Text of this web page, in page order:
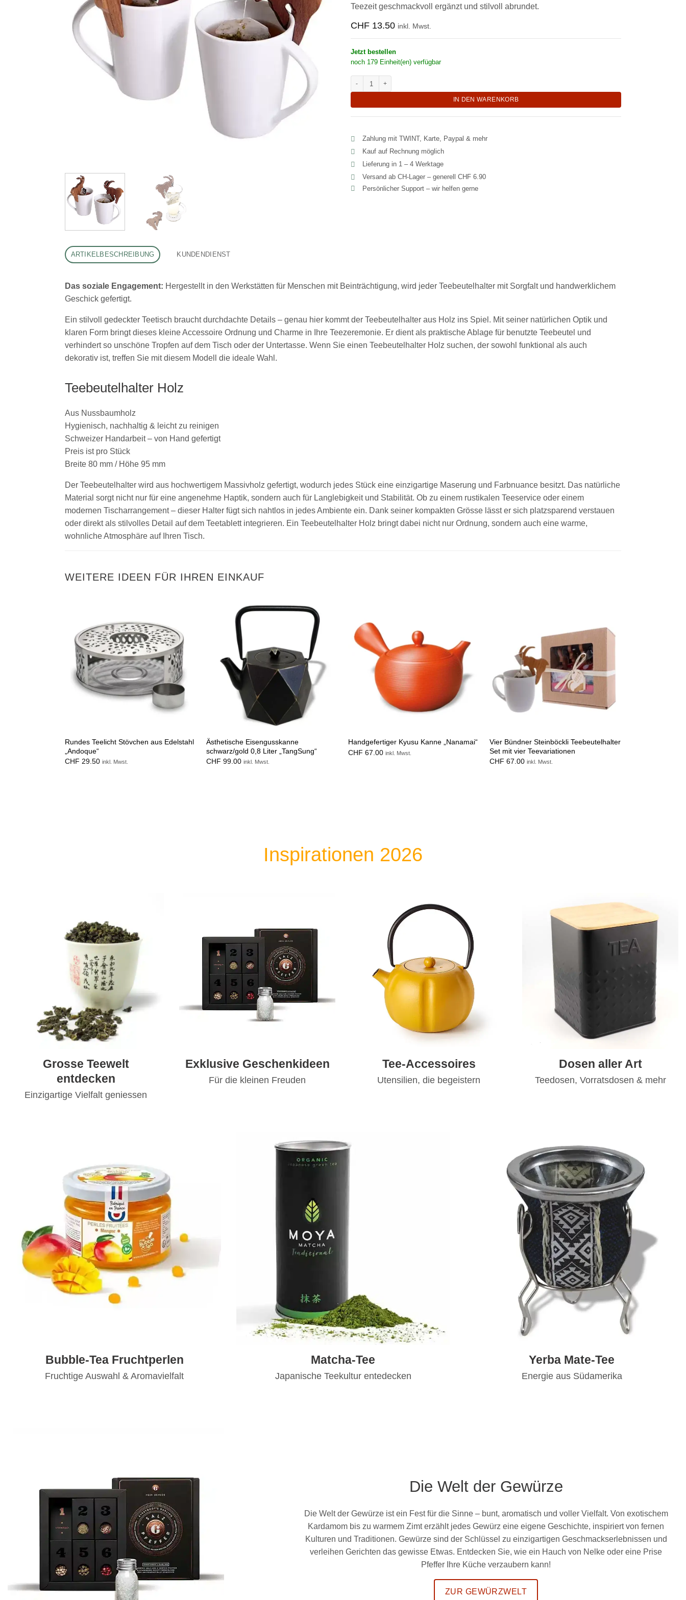
Teezeit geschmackvoll ergänzt und stilvoll abrundet.
CHF 13.50 inkl. Mwst.
Jetzt bestellen
noch 179 Einheit(en) verfügbar
IN DEN WARENKORB
Zahlung mit TWINT, Karte, Paypal & mehr
Kauf auf Rechnung möglich
Lieferung in 1 – 4 Werktage
Versand ab CH‑Lager – generell CHF 6.90
Persönlicher Support – wir helfen gerne
ARTIKELBESCHREIBUNG KUNDENDIENST
Das soziale Engagement: Hergestellt in den Werkstätten für Menschen mit Beinträchtigung, wird jeder Teebeutelhalter mit Sorgfalt und handwerklichem
Geschick gefertigt.
Ein stilvoll gedeckter Teetisch braucht durchdachte Details – genau hier kommt der Teebeutelhalter aus Holz ins Spiel. Mit seiner natürlichen Optik und
klaren Form bringt dieses kleine Accessoire Ordnung und Charme in Ihre Teezeremonie. Er dient als praktische Ablage für benutzte Teebeutel und
verhindert so unschöne Tropfen auf dem Tisch oder der Untertasse. Wenn Sie einen Teebeutelhalter Holz suchen, der sowohl funktional als auch
dekorativ ist, treffen Sie mit diesem Modell die ideale Wahl.
Teebeutelhalter Holz
Aus Nussbaumholz
Hygienisch, nachhaltig & leicht zu reinigen
Schweizer Handarbeit – von Hand gefertigt
Preis ist pro Stück
Breite 80 mm / Höhe 95 mm
Der Teebeutelhalter wird aus hochwertigem Massivholz gefertigt, wodurch jedes Stück eine einzigartige Maserung und Farbnuance besitzt. Das natürliche
Material sorgt nicht nur für eine angenehme Haptik, sondern auch für Langlebigkeit und Stabilität. Ob zu einem rustikalen Teeservice oder einem
modernen Tischarrangement – dieser Halter fügt sich nahtlos in jedes Ambiente ein. Dank seiner kompakten Grösse lässt er sich platzsparend verstauen
oder direkt als stilvolles Detail auf dem Teetablett integrieren. Ein Teebeutelhalter Holz bringt dabei nicht nur Ordnung, sondern auch eine warme,
wohnliche Atmosphäre auf Ihren Tisch.
WEITERE IDEEN FÜR IHREN EINKAUF
Rundes Teelicht Stövchen aus Edelstahl
„Andoque“
CHF 29.50 inkl. Mwst.
Ästhetische Eisengusskanne
schwarz/gold 0,8 Liter „TangSung“
CHF 99.00 inkl. Mwst.
Handgefertiger Kyusu Kanne „Nanamai“
CHF 67.00 inkl. Mwst.
Vier Bündner Steinböckli Teebeutelhalter
Set mit vier Teevariationen
CHF 67.00 inkl. Mwst.
Inspirationen 2026
Grosse Teewelt
entdecken
Einzigartige Vielfalt geniessen
Exklusive Geschenkideen
Für die kleinen Freuden
Tee-Accessoires
Utensilien, die begeistern
Dosen aller Art
Teedosen, Vorratsdosen & mehr
Bubble-Tea Fruchtperlen
Fruchtige Auswahl & Aromavielfalt
Matcha-Tee
Japanische Teekultur entedecken
Yerba Mate-Tee
Energie aus Südamerika
Die Welt der Gewürze
Die Welt der Gewürze ist ein Fest für die Sinne – bunt, aromatisch und voller Vielfalt. Von exotischem
Kardamom bis zu warmem Zimt erzählt jedes Gewürz eine eigene Geschichte, inspiriert von fernen
Kulturen und Traditionen. Gewürze sind der Schlüssel zu einzigartigen Geschmackserlebnissen und
verleihen Gerichten das gewisse Etwas. Entdecken Sie, wie ein Hauch von Nelke oder eine Prise
Pfeffer Ihre Küche verzaubern kann!
ZUR GEWÜRZWELT